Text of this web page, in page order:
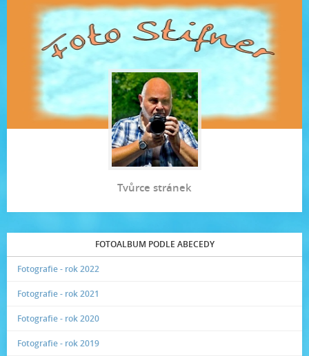
Tvůrce stránek
FOTOALBUM PODLE ABECEDY
Fotografie - rok 2022
Fotografie - rok 2021
Fotografie - rok 2020
Fotografie - rok 2019